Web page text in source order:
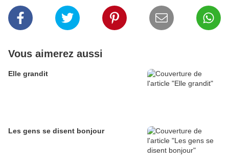
Vous aimerez aussi
Elle grandit
Les gens se disent bonjour